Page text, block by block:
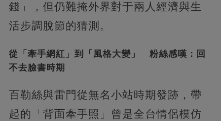
錢」，但仍難掩外界對于兩人經濟與生
活步調脫節的猜測。
從「牽手網紅」到「風格大變」 粉絲感嘆：回
不去臉書時期
百勒絲與雷門從無名小站時期發跡，帶
起的「背面牽手照」曾是全台情侶模仿